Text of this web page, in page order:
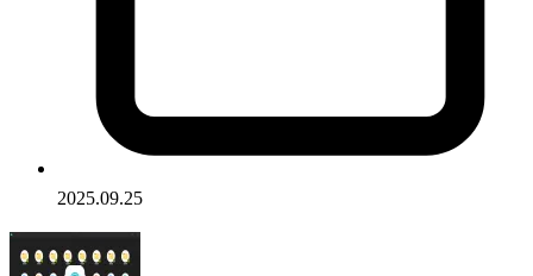
2025.09.25